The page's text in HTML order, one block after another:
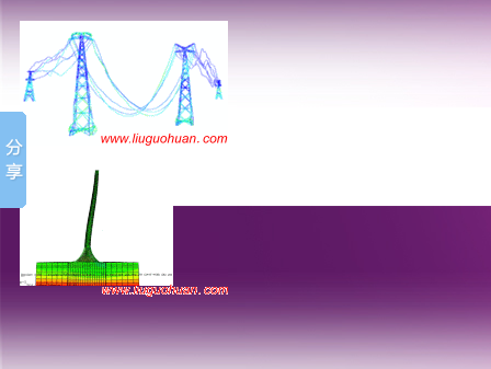
基于C#和.net地基-基础-人工边界程
序TJU.Foundation
基于MATLAB震源机制多点地震动
可视化程序MEMS_a
基于VC的风模拟可视化程序
TJU.Wind Simulation
基于MATLAB地下位置地震差动可
视化程序MEMS_c
可视化程序TJU.EWF
基于C#筒形基础-塔筒风电结构可视
程序TJU.WPS
基于Fortran的ABAQUS子程序
TJU.Plastic-standard
基于MATLAB多点地震动所需功率
谱程序TJU.SPSP